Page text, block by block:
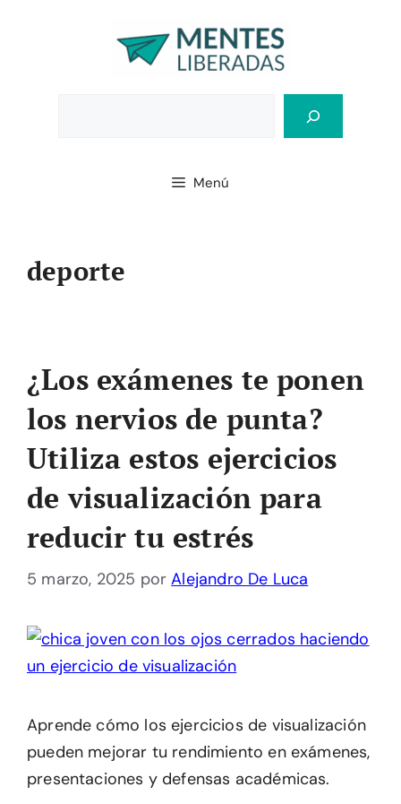
Menú
deporte
¿Los exámenes te ponen
los nervios de punta?
Utiliza estos ejercicios
de visualización para
reducir tu estrés
5 marzo, 2025 porAlejandro De Luca
Aprende cómo los ejercicios de visualización
pueden mejorar tu rendimiento en exámenes,
presentaciones y defensas académicas.